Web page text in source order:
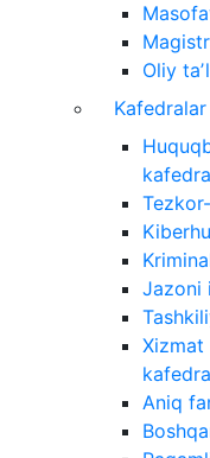
Oliy
Kafedralar
Jazoni
Aniq